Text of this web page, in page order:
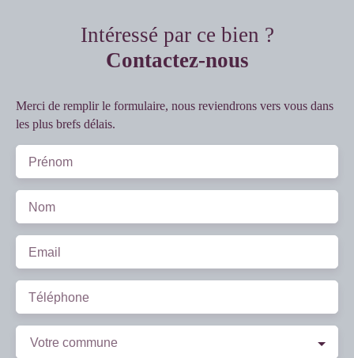
Intéressé par ce bien ?
Contactez-nous
Merci de remplir le formulaire, nous reviendrons vers vous dans
les plus brefs délais.
Prénom
Nom
Email
Téléphone
Votre commune